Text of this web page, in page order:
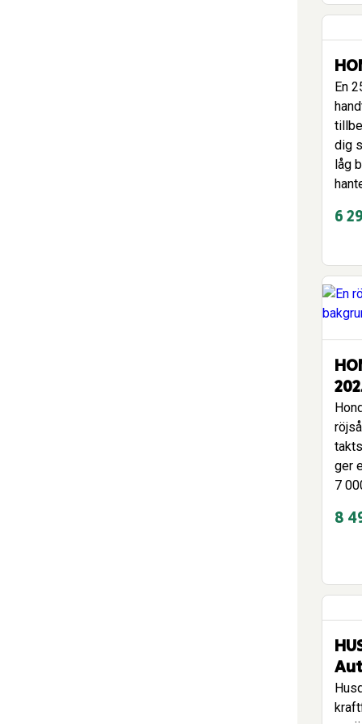
En
dig
låg
6
ger
7
8